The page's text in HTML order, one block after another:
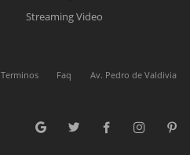
Streaming Video
Terminos Faq
Av. Pedro de Valdivia